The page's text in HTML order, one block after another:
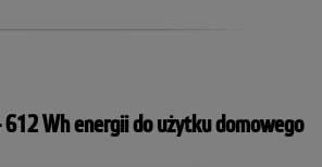
Wh energii do użytku domowego